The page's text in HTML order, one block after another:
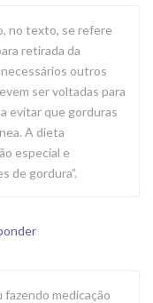
no texto, se refere
retirada da
necessários outros
ser voltadas para
evitar que gorduras
A dieta
especial e
de gordura”.
medicação